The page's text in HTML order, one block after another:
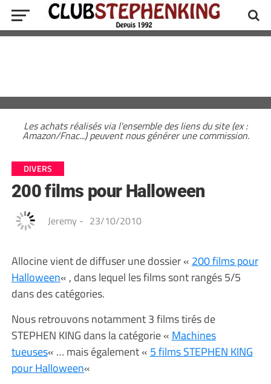
Les achats réalisés via l'ensemble des liens du site (ex :
Amazon/Fnac...) peuvent nous générer une commission.
DIVERS
200 films pour Halloween
Jeremy - 23/10/2010
Allocine vient de diffuser une dossier « 200 films pour
Halloween« , dans lequel les films sont rangés 5/5
dans des catégories.
Nous retrouvons notamment 3 films tirés de
STEPHEN KING dans la catégorie « Machines
tueuses« … mais également « 5 films STEPHEN KING
pour Halloween«